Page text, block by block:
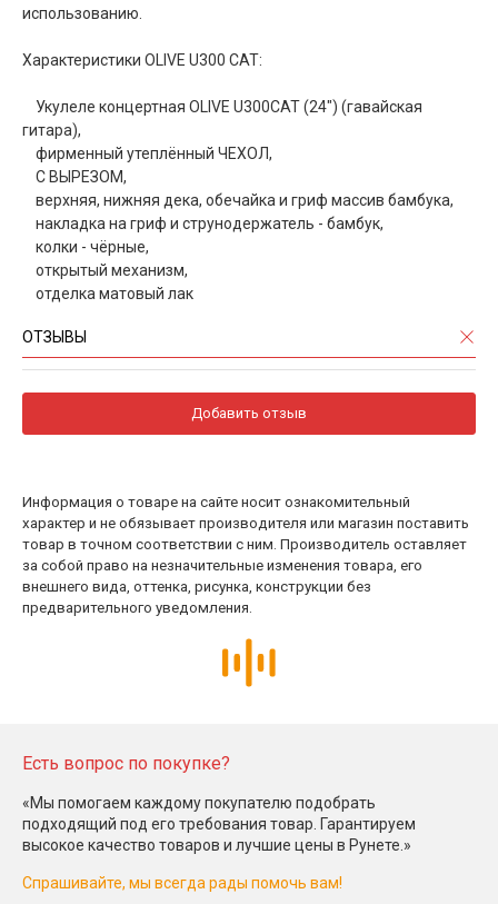
использованию.
Характеристики OLIVE U300 CAT:
Укулеле концертная OLIVE U300CAT (24") (гавайская
гитара),
фирменный утеплённый ЧЕХОЛ,
С ВЫРЕЗОМ,
верхняя, нижняя дека, обечайка и гриф массив бамбука,
накладка на гриф и струнодержатель - бамбук,
колки - чёрные,
открытый механизм,
отделка матовый лак
ОТЗЫВЫ
Добавить отзыв
Информация о товаре на сайте носит ознакомительный
характер и не обязывает производителя или магазин поставить
товар в точном соответствии с ним. Производитель оставляет
за собой право на незначительные изменения товара, его
внешнего вида, оттенка, рисунка, конструкции без
предварительного уведомления.
Есть вопрос по покупке?
«Мы помогаем каждому покупателю подобрать
подходящий под его требования товар. Гарантируем
высокое качество товаров и лучшие цены в Рунете.»
Спрашивайте, мы всегда рады помочь вам!